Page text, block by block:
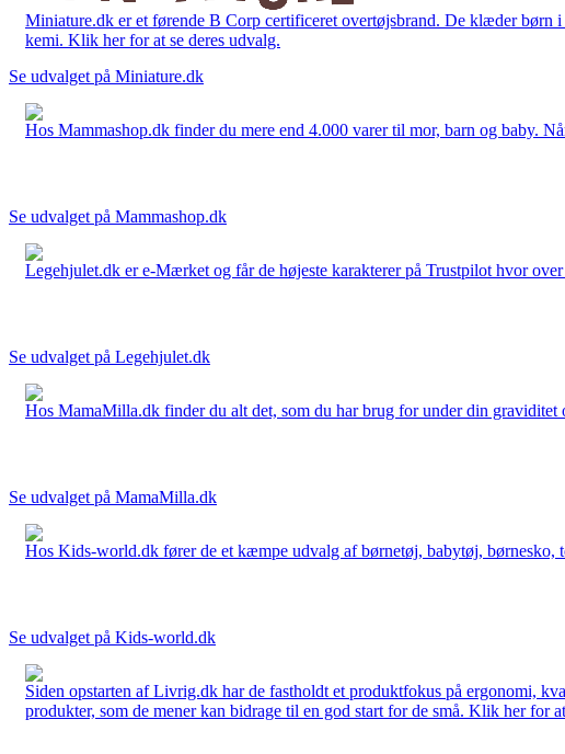
Miniature.dk er et førende B Corp certificeret overtøjsbrand. De klæder børn
kemi. Klik her for at se deres udvalg.
Se udvalget på Miniature.dk
Hos Mammashop.dk finder du mere end 4.000 varer til mor, barn og baby.
Se udvalget på Mammashop.dk
Legehjulet.dk er e-Mærket og får de højeste karakterer på Trustpilot hvor
Se udvalget på Legehjulet.dk
Hos MamaMilla.dk finder du alt det, som du har brug for under din
Se udvalget på MamaMilla.dk
Hos Kids-world.dk fører de et kæmpe udvalg af børnetøj, babytøj, børnesko,
Se udvalget på Kids-world.dk
Siden opstarten af Livrig.dk har de fastholdt et produktfokus på ergonomi,
produkter, som de mener kan bidrage til en god start for de små. Klik her for